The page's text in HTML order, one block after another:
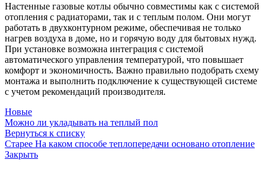
Настенные газовые котлы обычно совместимы как с системой
отопления с радиаторами, так и с теплым полом. Они могут
работать в двухконтурном режиме, обеспечивая не только
нагрев воздуха в доме, но и горячую воду для бытовых нужд.
При установке возможна интеграция с системой
автоматического управления температурой, что повышает
комфорт и экономичность. Важно правильно подобрать схему
монтажа и выполнить подключение к существующей системе
с учетом рекомендаций производителя.
Новые
Можно ли укладывать на теплый пол
Вернуться к списку
Старее На каком способе теплопередачи основано отопление
Закрыть